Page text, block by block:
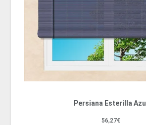
Persiana Esterilla Azul
56,27€